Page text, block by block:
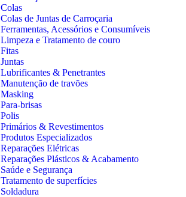
Colas
Colas de Juntas de Carroçaria
Ferramentas, Acessórios e Consumíveis
Limpeza e Tratamento de couro
Fitas
Juntas
Lubrificantes & Penetrantes
Manutenção de travões
Masking
Para-brisas
Polis
Primários & Revestimentos
Produtos Especializados
Reparações Elétricas
Reparações Plásticos & Acabamento
Saúde e Segurança
Tratamento de superfícies
Soldadura